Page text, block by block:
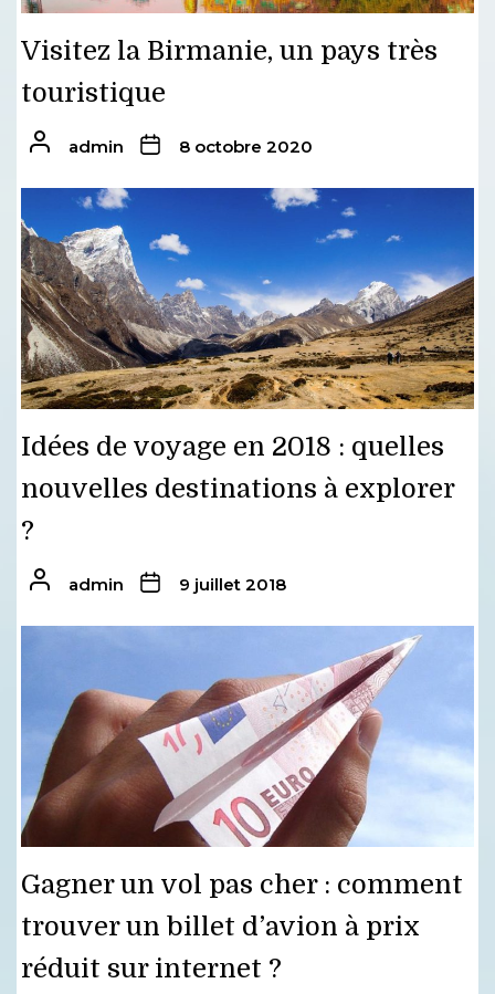
Visitez la Birmanie, un pays très
touristique
admin 8 octobre 2020
Idées de voyage en 2018 : quelles
nouvelles destinations à explorer
?
admin 9 juillet 2018
Gagner un vol pas cher : comment
trouver un billet d’avion à prix
réduit sur internet ?